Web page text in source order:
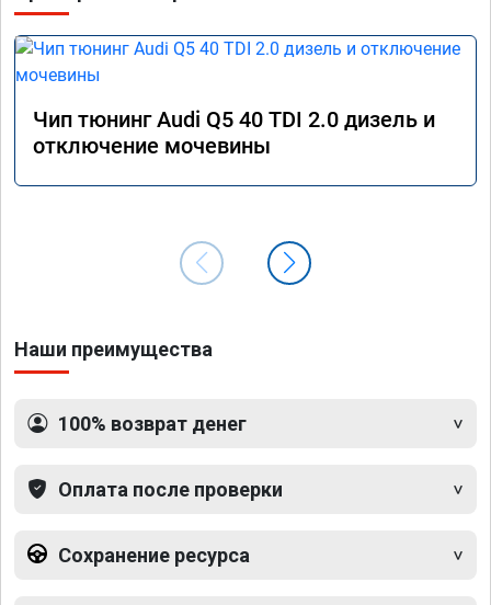
Чип тюнинг Audi Q5 40 TDI 2.0 дизель и
отключение мочевины
Наши преимущества
100% возврат денег
Оплата после проверки
Сохранение ресурса